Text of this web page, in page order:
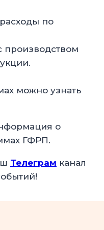
по
производством
можно узнать
о
ГФРП.
Телеграм канал